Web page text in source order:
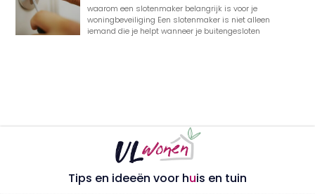
waarom een slotenmaker belangrijk is voor je
woningbeveiliging Een slotenmaker is niet alleen
iemand die je helpt wanneer je buitengesloten
Tips en ideeën voor huis en tuin